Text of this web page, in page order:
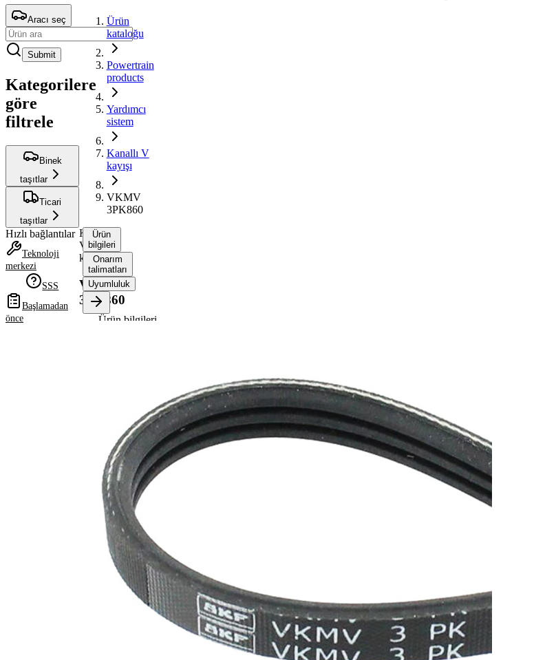
Aracı seç
Submit
Kategorilere
göre
filtrele
Binek
taşıtlar
Ticari
taşıtlar
Hızlı bağlantılar
Teknoloji
merkezi
SSS
Başlamadan
önce
Ürün
kataloğu
Powertrain
products
Yardımcı
sistem
Kanallı V
kayışı
VKMV
3PK860
Kanallı
V
kayışı
VKMV
3PK860
Ürün
bilgileri
Onarım
talimatları
Uyumluluk
Ürün bilgileri
SVHC
SVHC
maddesi
mevcut
değil!
Kayış
malzemesi
EPDM
(Etilen
Propilen
Dien
Kauçuk)